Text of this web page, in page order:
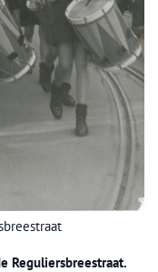
Reguliersbreestraat.